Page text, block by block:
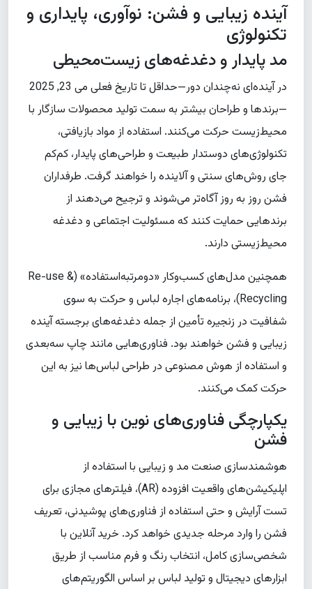
آینده زیبایی و فشن: نوآوری، پایداری و
تکنولوژی
مد پایدار و دغدغه‌های زیست‌محیطی
در آینده‌ای نه‌چندان دور—حداقل تا تاریخ فعلی می 23, 2025
—برندها و طراحان بیشتر به سمت تولید محصولات سازگار با
محیط‌زیست حرکت می‌کنند. استفاده از مواد بازیافتی،
تکنولوژی‌های دوستدار طبیعت و طراحی‌های پایدار، کم‌کم
جای روش‌های سنتی و آلاینده را خواهند گرفت. طرفداران
فشن روز به روز آگاه‌تر می‌شوند و ترجیح می‌دهند از
برندهایی حمایت کنند که مسئولیت اجتماعی و دغدغه
محیط‌زیستی دارند.
همچنین مدل‌های کسب‌وکار «دومرتبه‌استفاده» (Re-use &
Recycling)، برنامه‌های اجاره لباس و حرکت به سوی
شفافیت در زنجیره تأمین از جمله دغدغه‌های برجسته آینده
زیبایی و فشن خواهند بود. فناوری‌هایی مانند چاپ سه‌بعدی
و استفاده از هوش مصنوعی در طراحی لباس‌ها نیز به این
حرکت کمک می‌کنند.
یکپارچگی فناوری‌های نوین با زیبایی و
فشن
هوشمندسازی صنعت مد و زیبایی با استفاده از
اپلیکیشن‌های واقعیت افزوده (AR)، فیلترهای مجازی برای
تست آرایش و حتی استفاده از فناوری‌های پوشیدنی، تعریف
فشن را وارد مرحله جدیدی خواهد کرد. خرید آنلاین با
شخصی‌سازی کامل، انتخاب رنگ و فرم مناسب از طریق
ابزارهای دیجیتال و تولید لباس بر اساس الگوریتم‌های